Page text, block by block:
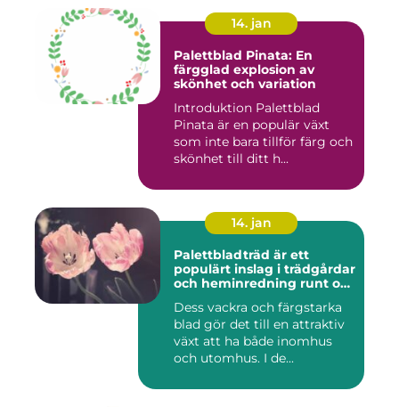
14. jan
Palettblad Pinata: En
färgglad explosion av
skönhet och variation
Introduktion Palettblad
Pinata är en populär växt
som inte bara tillför färg och
skönhet till ditt h...
14. jan
Palettbladträd är ett
populärt inslag i trädgårdar
och heminredning runt om
Dess vackra och färgstarka
blad gör det till en attraktiv
växt att ha både inomhus
och utomhus. I de...